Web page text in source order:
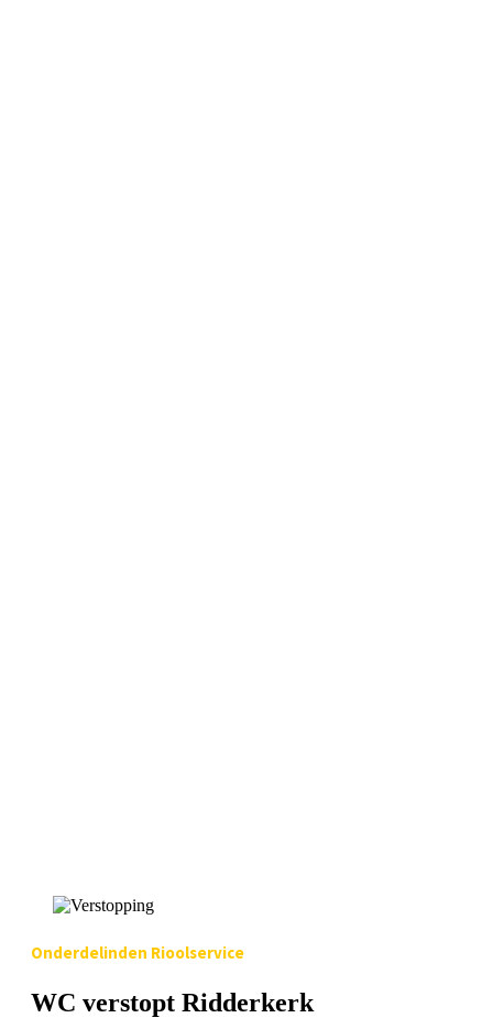
Onderdelinden Rioolservice
WC verstopt Ridderkerk